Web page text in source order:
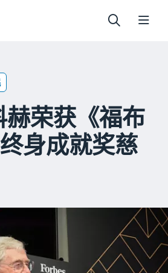
赫荣获《福布
身成就奖慈